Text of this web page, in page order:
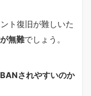
ト復旧が難しいた
無難でしょう。
されやすいのか